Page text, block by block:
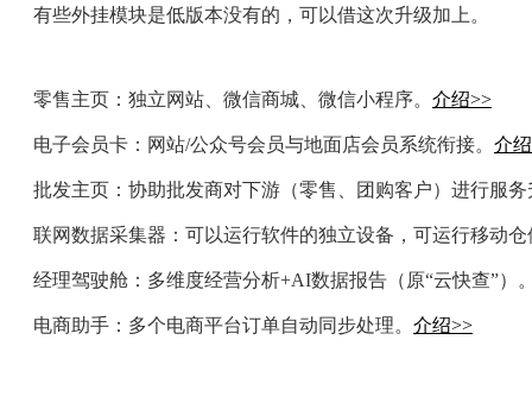
有些外挂模块是低版本没有的，可以借这次升级加上。
零售主页：独立网站、微信商城、微信小程序。 介绍>>
电子会员卡：网站/公众号会员与地面店会员系统衔接。 介
批发主页：协助批发商对下游（零售、团购客户）进行服
联网数据采集器：可以运行软件的独立设备，可运行移动
经理驾驶舱：多维度经营分析+AI数据报告（原“云快查”）
电商助手：多个电商平台订单自动同步处理。 介绍>>